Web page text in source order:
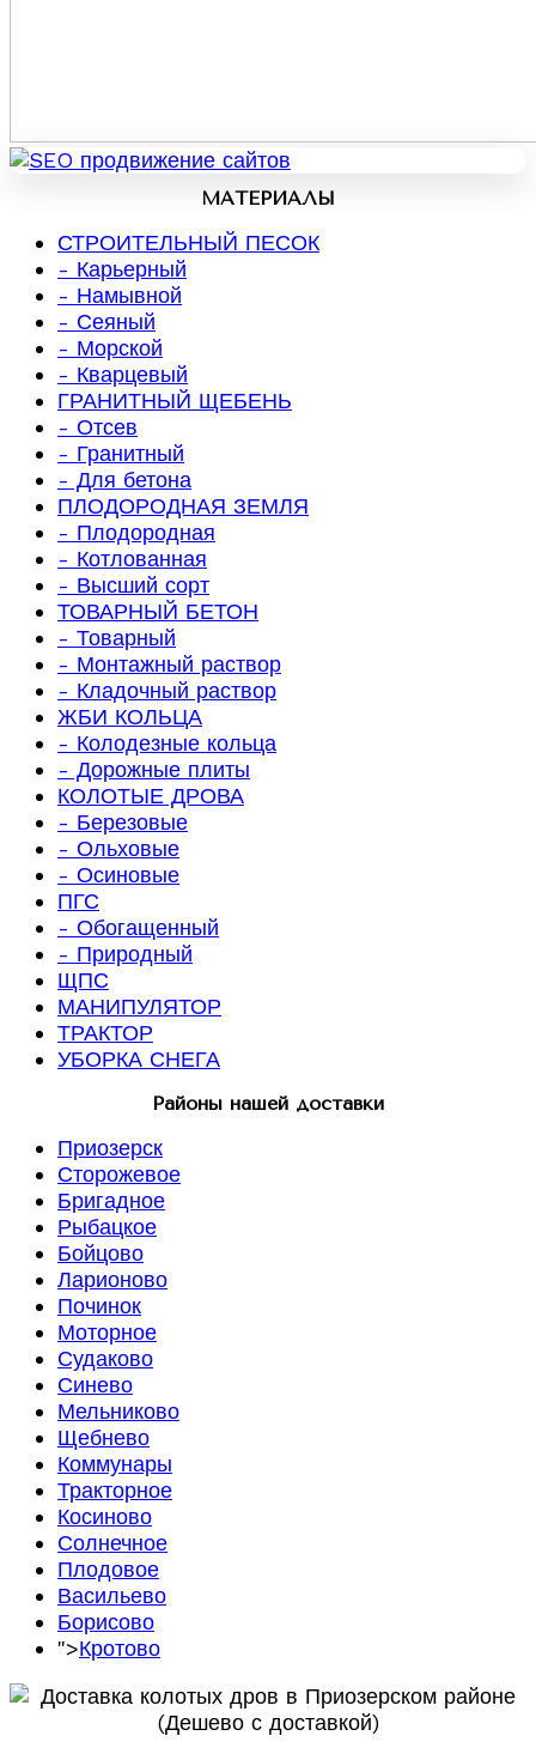
МАТЕРИАЛЫ
СТРОИТЕЛЬНЫЙ ПЕСОК
- Карьерный
- Намывной
- Сеяный
- Морской
- Кварцевый
ГРАНИТНЫЙ ЩЕБЕНЬ
- Отсев
- Гранитный
- Для бетона
ПЛОДОРОДНАЯ ЗЕМЛЯ
- Плодородная
- Котлованная
- Высший сорт
ТОВАРНЫЙ БЕТОН
- Товарный
- Монтажный раствор
- Кладочный раствор
ЖБИ КОЛЬЦА
- Колодезные кольца
- Дорожные плиты
КОЛОТЫЕ ДРОВА
- Березовые
- Ольховые
- Осиновые
ПГС
- Обогащенный
- Природный
ЩПС
МАНИПУЛЯТОР
ТРАКТОР
УБОРКА СНЕГА
Районы нашей доставки
Приозерск
Сторожевое
Бригадное
Рыбацкое
Бойцово
Ларионово
Починок
Моторное
Судаково
Синево
Мельниково
Щебнево
Коммунары
Тракторное
Косиново
Солнечное
Плодовое
Васильево
Борисово
">Кротово